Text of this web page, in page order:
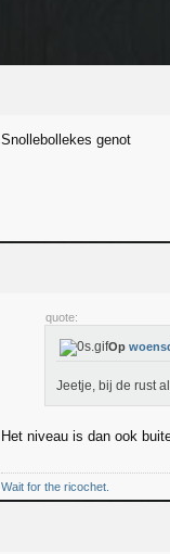
Snollebollekes genot
quote:
Op
Jeetje, bij de rust
Het niveau is dan ook
Wait for the ricochet.